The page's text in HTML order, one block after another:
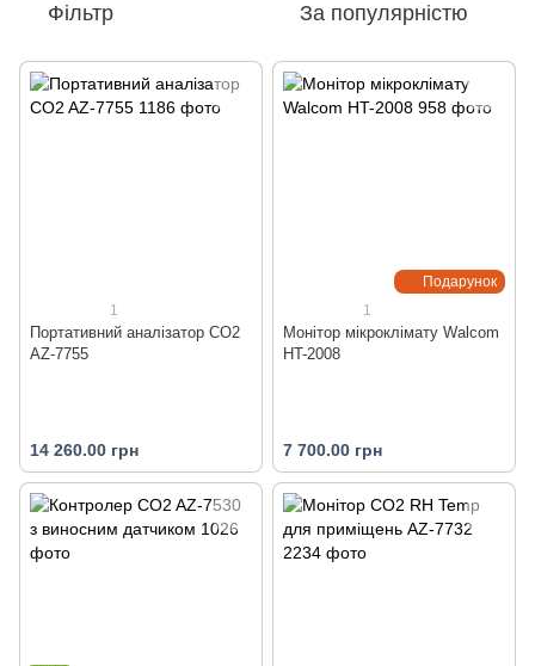
Фільтр За популярністю
1
Портативний аналізатор CO2
AZ-7755
14 260.00 грн
Подарунок
1
Монітор мікроклімату Walcom
HT-2008
7 700.00 грн